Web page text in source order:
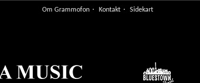
Om Grammofon Kontakt Sidekart